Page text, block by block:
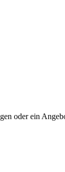
oder ein